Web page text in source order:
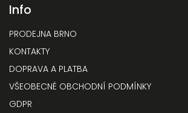
Info
PRODEJNA BRNO
KONTAKTY
DOPRAVA A PLATBA
VŠEOBECNÉ OBCHODNÍ PODMÍNKY
GDPR